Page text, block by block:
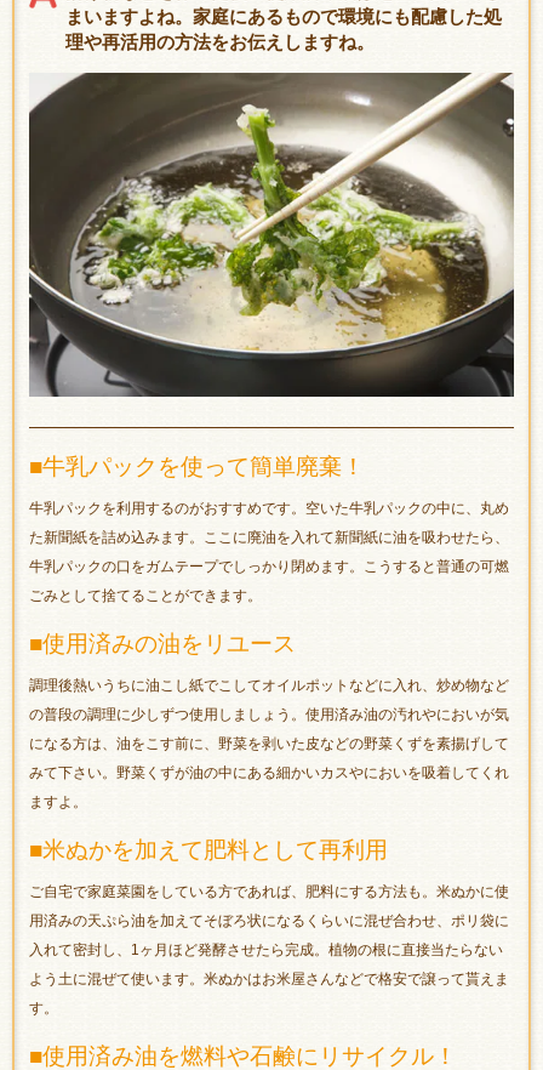
まいますよね。家庭にあるもので環境にも配慮した処
理や再活用の方法をお伝えしますね。
■牛乳パックを使って簡単廃棄！
牛乳パックを利用するのがおすすめです。空いた牛乳パックの中に、丸め
た新聞紙を詰め込みます。ここに廃油を入れて新聞紙に油を吸わせたら、
牛乳パックの口をガムテープでしっかり閉めます。こうすると普通の可燃
ごみとして捨てることができます。
■使用済みの油をリユース
調理後熱いうちに油こし紙でこしてオイルポットなどに入れ、炒め物など
の普段の調理に少しずつ使用しましょう。使用済み油の汚れやにおいが気
になる方は、油をこす前に、野菜を剥いた皮などの野菜くずを素揚げして
みて下さい。野菜くずが油の中にある細かいカスやにおいを吸着してくれ
ますよ。
■米ぬかを加えて肥料として再利用
ご自宅で家庭菜園をしている方であれば、肥料にする方法も。米ぬかに使
用済みの天ぷら油を加えてそぼろ状になるくらいに混ぜ合わせ、ポリ袋に
入れて密封し、1ヶ月ほど発酵させたら完成。植物の根に直接当たらない
よう土に混ぜて使います。米ぬかはお米屋さんなどで格安で譲って貰えま
す。
■使用済み油を燃料や石鹸にリサイクル！